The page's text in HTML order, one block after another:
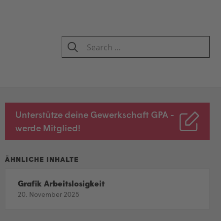
SEARCH
Search
for:
Unterstütze deine Gewerkschaft GPA -
werde Mitglied!
Grafik Arbeitslosigkeit
20. November 2025